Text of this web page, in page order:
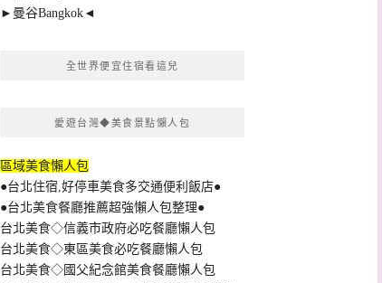
►曼谷Bangkok◄
全世界便宜住宿看這兒
愛遊台灣◆美食景點懶人包
區域美食懶人包
●台北住宿,好停車美食多交通便利飯店●
●台北美食餐廳推薦超強懶人包整理●
台北美食◇信義市政府必吃餐廳懶人包
台北美食◇東區美食必吃餐廳懶人包
台北美食◇國父紀念館美食餐廳懶人包